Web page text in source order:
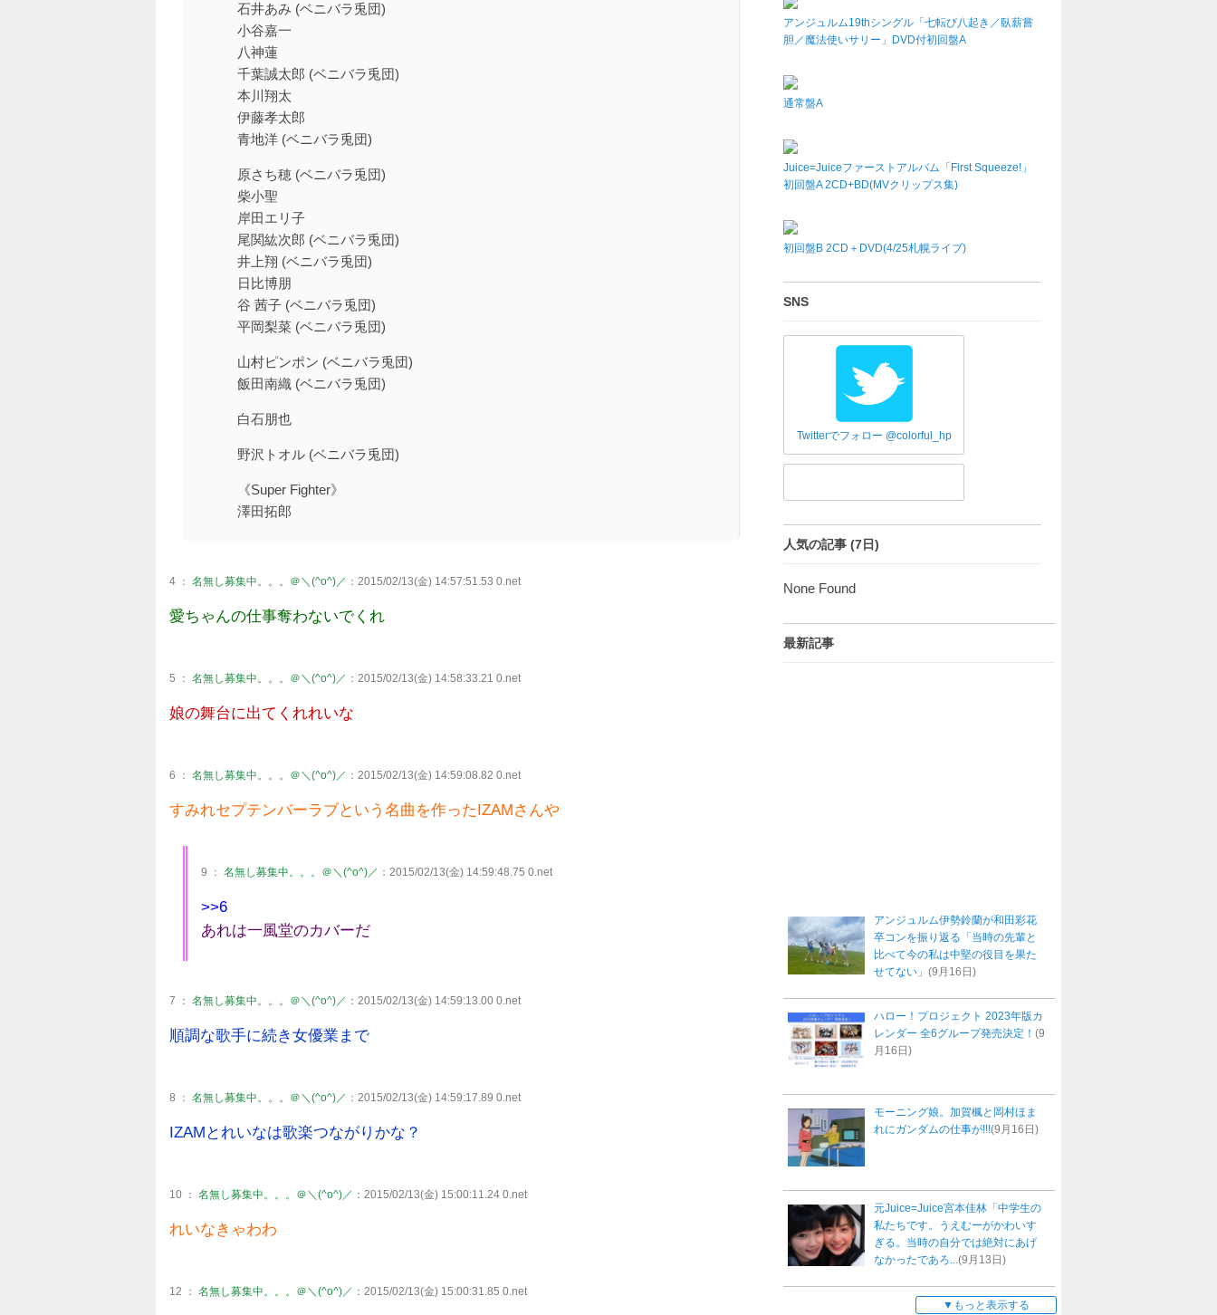
石井あみ (ベニバラ兎団)
小谷嘉一
八神蓮
千葉誠太郎 (ベニバラ兎団)
本川翔太
伊藤孝太郎
青地洋 (ベニバラ兎団)
原さち穂 (ベニバラ兎団)
柴小聖
岸田エリ子
尾関紘次郎 (ベニバラ兎団)
井上翔 (ベニバラ兎団)
日比博朋
谷 茜子 (ベニバラ兎団)
平岡梨菜 (ベニバラ兎団)
山村ピンポン (ベニバラ兎団)
飯田南織 (ベニバラ兎団)
白石朋也
野沢トオル (ベニバラ兎団)
《Super Fighter》
澤田拓郎
4 ： 名無し募集中。。。＠＼(^o^)／ ：2015/02/13(金) 14:57:51.53 0.net
愛ちゃんの仕事奪わないでくれ
5 ： 名無し募集中。。。＠＼(^o^)／ ：2015/02/13(金) 14:58:33.21 0.net
娘の舞台に出てくれれいな
6 ： 名無し募集中。。。＠＼(^o^)／ ：2015/02/13(金) 14:59:08.82 0.net
すみれセプテンバーラブという名曲を作ったIZAMさんや
9 ： 名無し募集中。。。＠＼(^o^)／ ：2015/02/13(金) 14:59:48.75 0.net
>>6
あれは一風堂のカバーだ
7 ： 名無し募集中。。。＠＼(^o^)／ ：2015/02/13(金) 14:59:13.00 0.net
順調な歌手に続き女優業まで
8 ： 名無し募集中。。。＠＼(^o^)／ ：2015/02/13(金) 14:59:17.89 0.net
IZAMとれいなは歌楽つながりかな？
10 ： 名無し募集中。。。＠＼(^o^)／ ：2015/02/13(金) 15:00:11.24 0.net
れいなきゃわわ
12 ： 名無し募集中。。。＠＼(^o^)／ ：2015/02/13(金) 15:00:31.85 0.net
アンジュルム19thシングル「七転び八起き／臥薪嘗
胆／魔法使いサリー」DVD付初回盤A
通常盤A
Juice=Juiceファーストアルバム「First Squeeze!」
初回盤A 2CD+BD(MVクリップス集)
初回盤B 2CD＋DVD(4/25札幌ライブ)
SNS
Twitterでフォロー @colorful_hp
人気の記事 (7日)
None Found
最新記事
アンジュルム伊勢鈴蘭が和田彩花
卒コンを振り返る「当時の先輩と
比べて今の私は中堅の役目を果た
せてない」 (9月16日)
ハロー！プロジェクト 2023年版カ
レンダー 全6グループ発売決定！ (9
月16日)
モーニング娘。加賀楓と岡村ほま
れにガンダムの仕事が!!!(9月16日)
元Juice=Juice宮本佳林「中学生の
私たちです。うえむーがかわいす
ぎる。当時の自分では絶対にあげ
なかったであろ...(9月13日)
もっと表示する